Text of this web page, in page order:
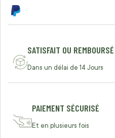
SATISFAIT OU REMBOURSÉ
Dans un délai de 14 Jours
PAIEMENT SÉCURISÉ
Et en plusieurs fois